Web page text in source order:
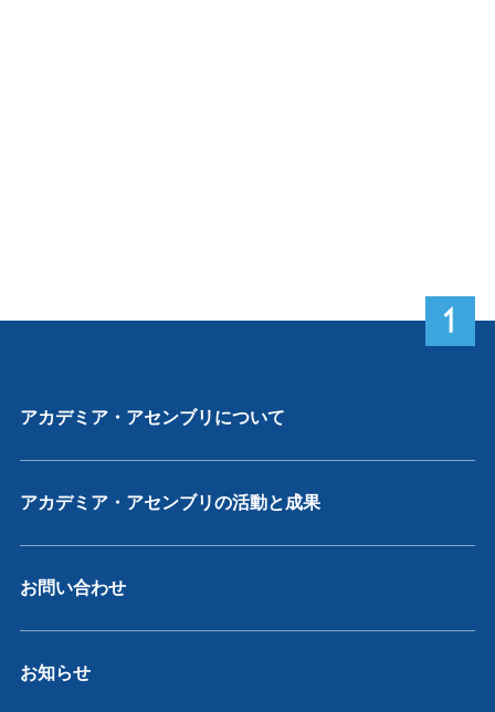
アカデミア・アセンブリについて
アカデミア・アセンブリの活動と成果
お問い合わせ
お知らせ